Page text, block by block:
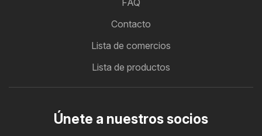
FAQ
Contacto
Lista de comercios
Lista de productos
Únete a nuestros socios